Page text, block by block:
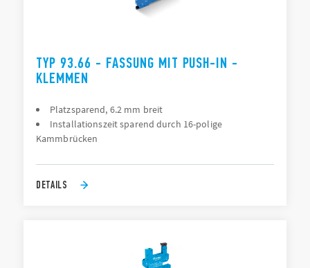
TYP 93.66 - FASSUNG MIT PUSH-IN -
KLEMMEN
Platzsparend, 6.2 mm breit
Installationszeit sparend durch 16-polige
Kammbrücken
DETAILS